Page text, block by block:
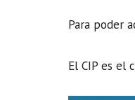
Para poder
El CIP es el